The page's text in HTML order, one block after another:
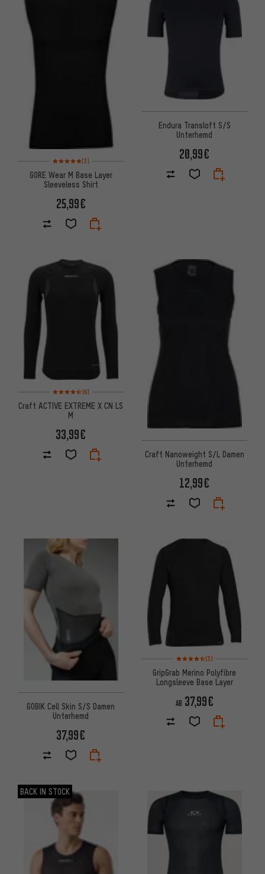
Bewertungen: 5 von 5 basierend auf 3 Bewertungen
(3)
GORE Wear M Base Layer
Sleeveless Shirt
25,99€
Endura Transloft S/S
Unterhemd
20,99€
Bewertungen: 4,5 von 5 basierend auf 6 Bewertungen
(6)
Craft ACTIVE EXTREME X CN LS
M
33,99€
Craft Nanoweight S/L Damen
Unterhemd
12,99€
GOBIK Cell Skin S/S Damen
Unterhemd
37,99€
Bewertungen: 4,5 von 5
(3)
GripGrab Merino Polyfibre
Longsleeve Base Layer
AB 37,99€
BACK IN STOCK